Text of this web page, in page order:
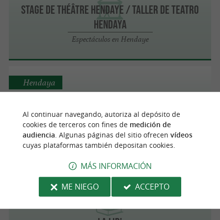
Stage de théâtre Hendaye / Taller de Teatro
Hendaya
Espectáculos en Hendaye
CINEMA LES VARIETES
Salas de Cine
Hendaya
Hendaya
Al continuar navegando, autoriza al depósito de
cookies de terceros con fines de medición de
audiencia. Algunas páginas del sitio ofrecen vídeos
cuyas plataformas también depositan cookies.
MÁS INFORMACIÓN
ME NIEGO
ACCEPTO